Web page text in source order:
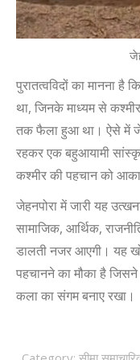
पुरातत्वविदों का मानना है
था, जिनके माध्यम से
तक फैला हुआ था। ऐसे में
रहकर एक बहुआयामी
कश्मीर की पहचान को
जेहनपोरा में जारी यह
सामाजिक, आर्थिक,
डालती नजर आएगी। यह
पहचानने का मौका है
कला का संगम बनाए रखा।